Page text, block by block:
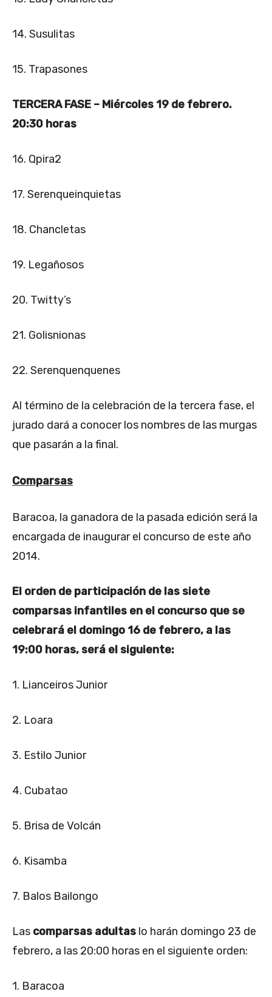
14. Susulitas
15. Trapasones
TERCERA FASE – Miércoles 19 de febrero.
20:30 horas
16. Qpira2
17. Serenqueinquietas
18. Chancletas
19. Legañosos
20. Twitty’s
21. Golisnionas
22. Serenquenquenes
Al término de la celebración de la tercera fase, el
jurado dará a conocer los nombres de las murgas
que pasarán a la final.
Comparsas
Baracoa, la ganadora de la pasada edición será la
encargada de inaugurar el concurso de este año
2014.
El orden de participación de las siete
comparsas infantiles en el concurso que se
celebrará el domingo 16 de febrero, a las
19:00 horas, será el siguiente:
1. Lianceiros Junior
2. Loara
3. Estilo Junior
4. Cubatao
5. Brisa de Volcán
6. Kisamba
7. Balos Bailongo
Las comparsas adultas lo harán domingo 23 de
febrero, a las 20:00 horas en el siguiente orden:
1. Baracoa